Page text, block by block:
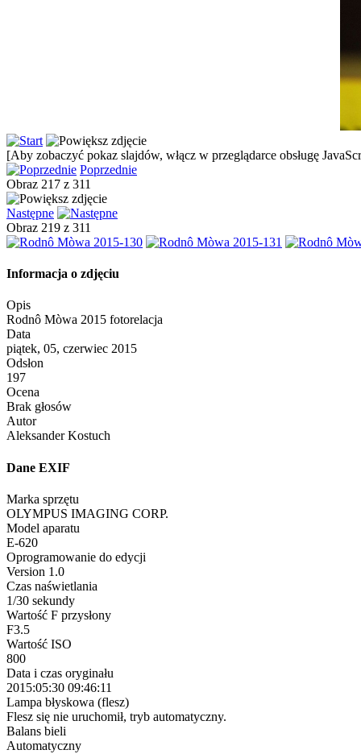
[Aby zobaczyć pokaz slajdów, włącz w przeglądarce obsługę
Poprzednie
Obraz 217 z 311
Następne
Obraz 219 z 311
Informacja o zdjęciu
Opis
Rodnô Mòwa 2015 fotorelacja
Data
piątek, 05, czerwiec 2015
Odsłon
197
Ocena
Brak głosów
Autor
Aleksander Kostuch
Dane EXIF
Marka sprzętu
OLYMPUS IMAGING CORP.
Model aparatu
E-620
Oprogramowanie do edycji
Version 1.0
Czas naświetlania
1/30 sekundy
Wartość F przysłony
F3.5
Wartość ISO
800
Data i czas oryginału
2015:05:30 09:46:11
Lampa błyskowa (flesz)
Flesz się nie uruchomił, tryb automatyczny.
Balans bieli
Automatyczny